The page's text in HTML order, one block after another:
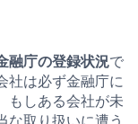
融庁の登録状況で
社は必ず金融庁に
もしある会社が未
な取り扱いに遭う